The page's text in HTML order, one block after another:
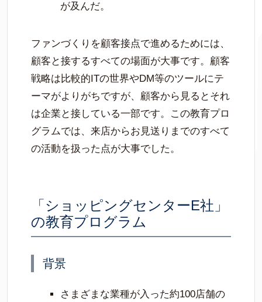
が及んだ。
ファンづくりを顧客接点で進めるためには、
顧客と接するすべての場面が大事です。顧客
戦略は比較的ITの世界やDM等のツールにテ
ーマがよりがちですが、顧客から見るとそれ
は企業と接している一部です。この教育プロ
グラムでは、来店からお見送りまでのすべて
の活動を扱った点が大事でした。
「ショッピングセンターE社」
の教育プログラム
背景
さまざまな業種が入った約100店舗の